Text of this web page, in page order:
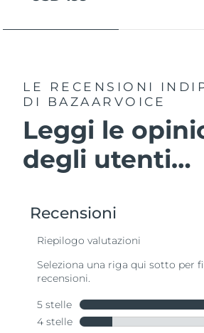
LE RECENSIONI
DI BAZAARVOICE
Leggi le
degli utenti…